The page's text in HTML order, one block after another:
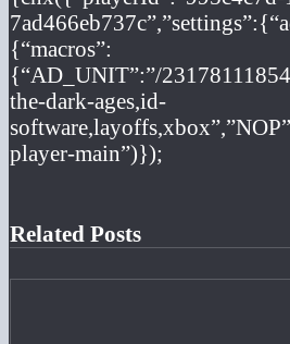
{“macros”:
{“AD_UNIT”:”/
the-dark-ages,id-
player-main”)});
Related Posts